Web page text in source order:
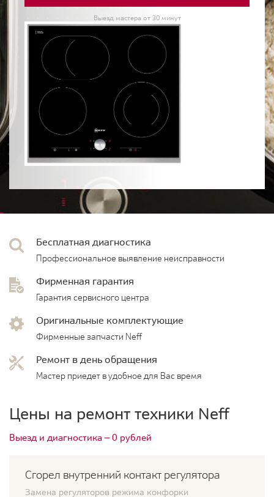
Выезд мастера от 30 минут
Бесплатная диагностика
Профессиональное выявление неисправности
Фирменная гарантия
Гарантия сервисного центра
Оригинальные комплектующие
Фирменные запчасти Neff
Ремонт в день обращения
Мастер приедет в удобное для Вас время
Цены на ремонт техники Neff
Выезд и диагностика — 0 рублей
Сгорел внутренний контакт регулятора
Замена регуляторов режима конфорки